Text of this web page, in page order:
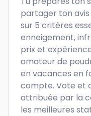
partager ton avis
sur 5 critères
enneigement,
prix et
amateur de
en vacances en
compte. Vote et
attribuée par la
les meilleures